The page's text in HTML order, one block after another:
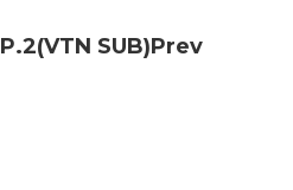
SUB)Prev